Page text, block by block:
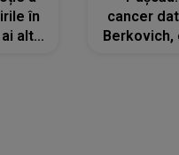
în
ai altă
cancer
Berkovich,